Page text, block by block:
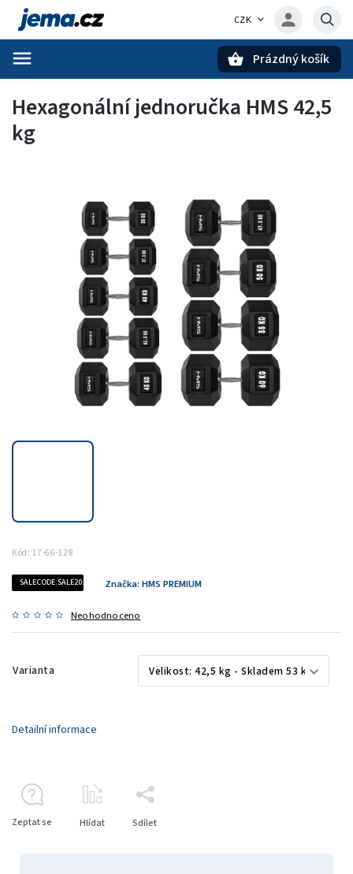
CZK
Prázdný košík
Hexagonální jednoručka HMS 42,5
kg
Kód: 17-66-128
SALECODE:SALE20:20:%
Neohodnoceno
Značka: HMS PREMIUM
Varianta
Detailní informace
Zeptat se Hlídat Sdílet